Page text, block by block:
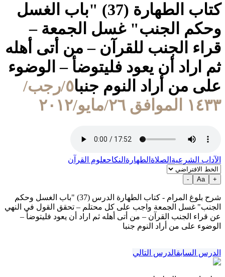
كتاب الطهارة (37) "باب الغسل
وحكم الجنب" غسل الجمعة –
قراء الجنب للقرآن – من أتى أهله
ثم اراد أن يعود فليتوضأ – الوضوء
على من أراد النوم جنبا ٥/رجب/
١٤٣٣ الموافق ٢٦/مايو/٢٠١٢
الآداب الشرعية الصلاة الطهارة النكاحعلوم القرآن
+
Aa
-
شرح بلوغ المرام - كتاب الطهارة الدرس (37) "باب الغسل وحكم
الجنب" غسل الجمعة واجب على كل محتلم – تحقق القول في النهي
عن قراء الجنب القرآن – من أتى أهله ثم اراد أن يعود فليتوضأ –
الوضوء على من أراد النوم جنبا
الدرس السابقالدرس التالي